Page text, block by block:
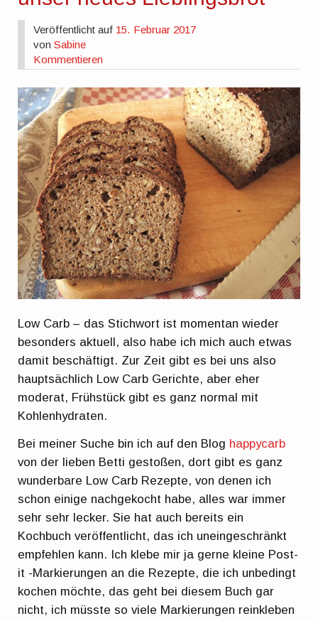
Veröffentlicht auf 15. Februar 2017
vonSabine
Kommentieren
Low Carb – das Stichwort ist momentan wieder
besonders aktuell, also habe ich mich auch etwas
damit beschäftigt. Zur Zeit gibt es bei uns also
hauptsächlich Low Carb Gerichte, aber eher
moderat, Frühstück gibt es ganz normal mit
Kohlenhydraten.
Bei meiner Suche bin ich auf den Blog happycarb
von der lieben Betti gestoßen, dort gibt es ganz
wunderbare Low Carb Rezepte, von denen ich
schon einige nachgekocht habe, alles war immer
sehr sehr lecker. Sie hat auch bereits ein
Kochbuch veröffentlicht, das ich uneingeschränkt
empfehlen kann. Ich klebe mir ja gerne kleine Post-
it -Markierungen an die Rezepte, die ich unbedingt
kochen möchte, das geht bei diesem Buch gar
nicht, ich müsste so viele Markierungen reinkleben